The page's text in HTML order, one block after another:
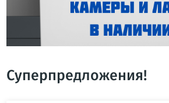
Суперпредложения!